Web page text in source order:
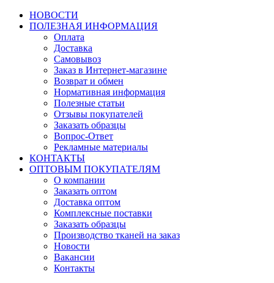
НОВОСТИ
ПОЛЕЗНАЯ ИНФОРМАЦИЯ
Оплата
Доставка
Самовывоз
Заказ в Интернет-магазине
Возврат и обмен
Нормативная информация
Полезные статьи
Отзывы покупателей
Заказать образцы
Вопрос-Ответ
Рекламные материалы
КОНТАКТЫ
ОПТОВЫМ ПОКУПАТЕЛЯМ
О компании
Заказать оптом
Доставка оптом
Комплексные поставки
Заказать образцы
Производство тканей на заказ
Новости
Вакансии
Контакты